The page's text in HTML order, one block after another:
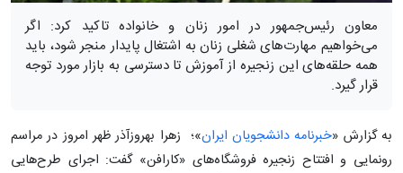
معاون رئیس‌جمهور در امور زنان و خانواده تاکید کرد: اگر
می‌خواهیم مهارت‌های شغلی زنان به اشتغال پایدار منجر شود، باید
همه حلقه‌های این زنجیره از آموزش تا دسترسی به بازار مورد توجه
قرار گیرد.
به گزارش «خبرنامه دانشجویان ایران»؛ زهرا بهروزآذر ظهر امروز در مراسم
رونمایی و افتتاح زنجیره فروشگاه‌های «کارافن» گفت: اجرای طرح‌هایی